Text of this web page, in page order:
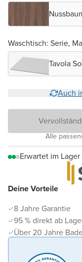
Deine Vorteile
8 Jahre Garantie
95 % direkt ab
Über 20 Jahre
Waschtisch: Serie,
Tavola
Auch
Alle
Erwartet im